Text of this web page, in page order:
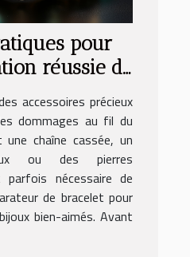
pour
réussie de
accessoires précieux
dommages au fil du
chaîne cassée, un
ou des pierres
nécessaire de
de bracelet pour
bien-aimés. Avant